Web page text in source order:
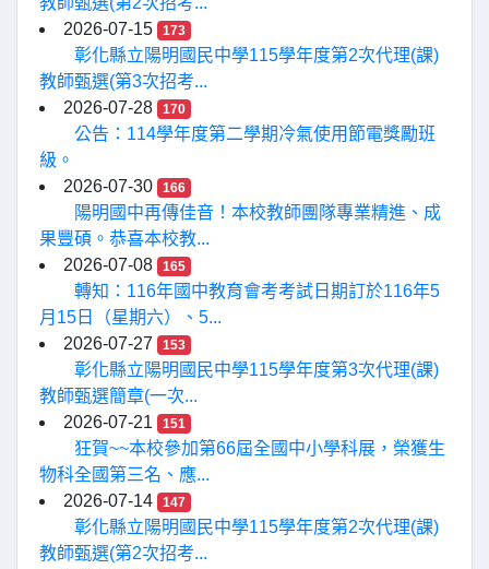
2026-07-15
173
彰化縣立陽明國民中學115學年度第2次代理(課)
教師甄選(第3次招考...
2026-07-28
170
公告：114學年度第二學期冷氣使用節電獎勵班
級。
2026-07-30
166
陽明國中再傳佳音！本校教師團隊專業精進、成
果豐碩。恭喜本校教...
2026-07-08
165
轉知：116年國中教育會考考試日期訂於116年5
月15日（星期六）、5...
2026-07-27
153
彰化縣立陽明國民中學115學年度第3次代理(課)
教師甄選簡章(一次...
2026-07-21
151
狂賀~~本校參加第66屆全國中小學科展，榮獲生
物科全國第三名、應...
2026-07-14
147
彰化縣立陽明國民中學115學年度第2次代理(課)
教師甄選(第2次招考...